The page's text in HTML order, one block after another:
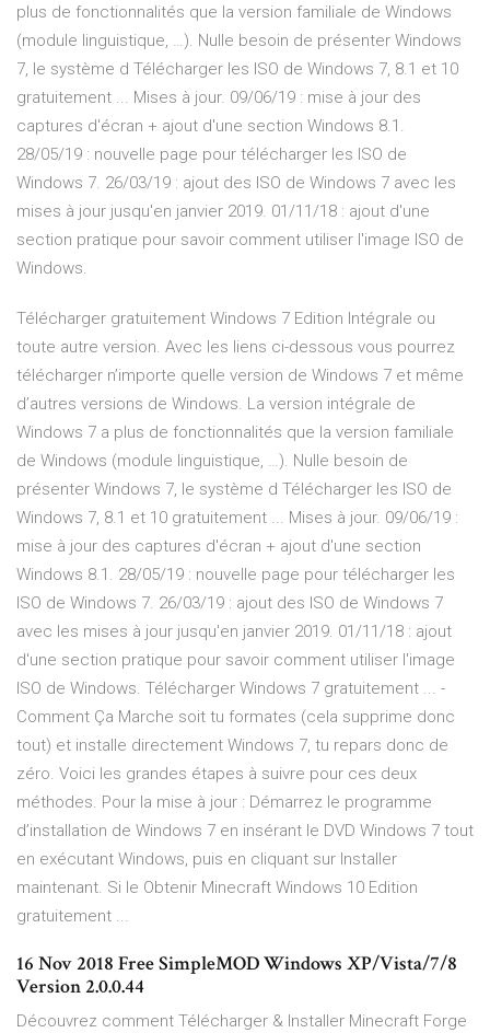
plus de fonctionnalités que la version familiale de Windows
(module linguistique, …). Nulle besoin de présenter Windows
7, le système d Télécharger les ISO de Windows 7, 8.1 et 10
gratuitement ... Mises à jour. 09/06/19 : mise à jour des
captures d'écran + ajout d'une section Windows 8.1.
28/05/19 : nouvelle page pour télécharger les ISO de
Windows 7. 26/03/19 : ajout des ISO de Windows 7 avec les
mises à jour jusqu'en janvier 2019. 01/11/18 : ajout d'une
section pratique pour savoir comment utiliser l'image ISO de
Windows.
Télécharger gratuitement Windows 7 Edition Intégrale ou
toute autre version. Avec les liens ci-dessous vous pourrez
télécharger n’importe quelle version de Windows 7 et même
d’autres versions de Windows. La version intégrale de
Windows 7 a plus de fonctionnalités que la version familiale
de Windows (module linguistique, …). Nulle besoin de
présenter Windows 7, le système d Télécharger les ISO de
Windows 7, 8.1 et 10 gratuitement ... Mises à jour. 09/06/19 :
mise à jour des captures d'écran + ajout d'une section
Windows 8.1. 28/05/19 : nouvelle page pour télécharger les
ISO de Windows 7. 26/03/19 : ajout des ISO de Windows 7
avec les mises à jour jusqu'en janvier 2019. 01/11/18 : ajout
d'une section pratique pour savoir comment utiliser l'image
ISO de Windows. Télécharger Windows 7 gratuitement ... -
Comment Ça Marche soit tu formates (cela supprime donc
tout) et installe directement Windows 7, tu repars donc de
zéro. Voici les grandes étapes à suivre pour ces deux
méthodes. Pour la mise à jour : Démarrez le programme
d’installation de Windows 7 en insérant le DVD Windows 7 tout
en exécutant Windows, puis en cliquant sur Installer
maintenant. Si le Obtenir Minecraft Windows 10 Edition
gratuitement ...
16 Nov 2018 Free SimpleMOD Windows XP/Vista/7/8
Version 2.0.0.44
Découvrez comment Télécharger & Installer Minecraft Forge